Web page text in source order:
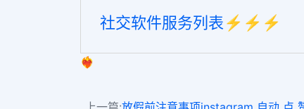
社交软件服务列表⚡️⚡️⚡️
❤️‍🔥